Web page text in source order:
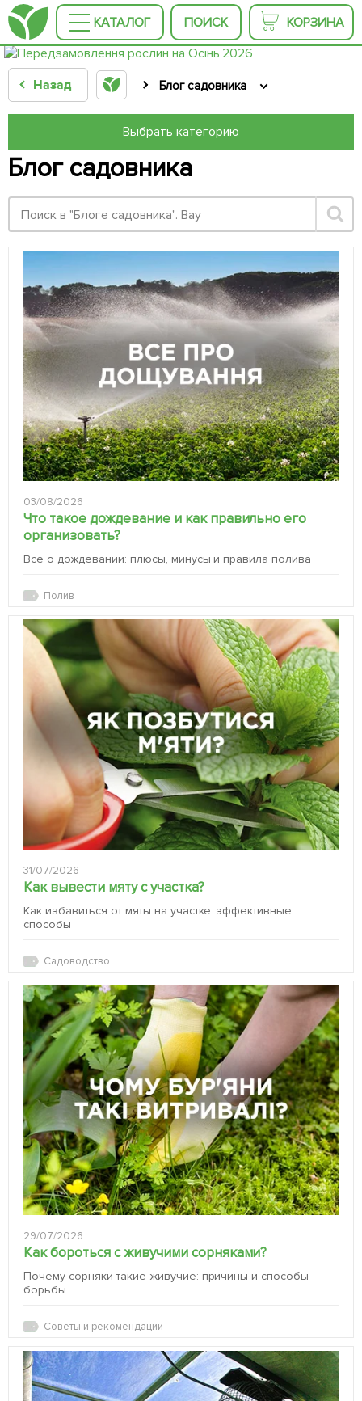
КАТАЛОГ ПОИСК КОРЗИНА
Назад Блог садовника
Выбрать категорию
Блог садовника
03/08/2026
Что такое дождевание и как правильно его
организовать?
Все о дождевании: плюсы, минусы и правила полива
Полив
31/07/2026
Как вывести мяту с участка?
Как избавиться от мяты на участке: эффективные
способы
Садоводство
29/07/2026
Как бороться с живучими сорняками?
Почему сорняки такие живучие: причины и способы
борьбы
Советы и рекомендации